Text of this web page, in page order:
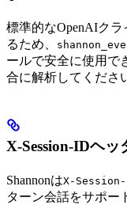
標準的なOpenAIク
るため、
ールで安全に使用で
合に解析してくださ
X-Session-IDヘッ
ShannonはX-
ターン会話をサポー